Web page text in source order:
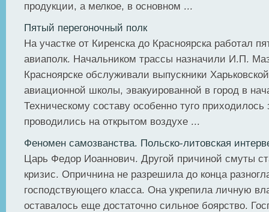
продукции, а мелкое, в основном ...
Пятый перегоночный полк
На участке от Киренска до Красноярска работал
авиаполк. Начальником трассы назначили И.П.
Красноярске обслуживали выпускники
авиационной школы, эвакуированной в город в
Техническому составу особенно туго
проводились на открытом воздухе ...
Феномен самозванства. Польско-литовская
Царь Федор Иоаннович. Другой причиной смуты
кризис. Опричнина не разрешила до конца
господствующего класса. Она укрепила личную
оставалось еще достаточно сильное боярство.